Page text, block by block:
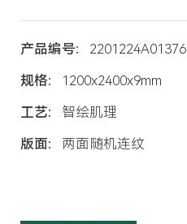
产品编号:
2201224A01376
规格:
1200x2400x9mm
工艺:
智绘肌理
版面:
两面随机连纹